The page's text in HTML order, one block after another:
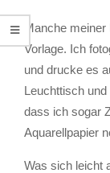
Manche
Vorlage. Ich
und drucke es
Leuchttisch
dass ich sogar
Aquarellpapier
Was sich leicht